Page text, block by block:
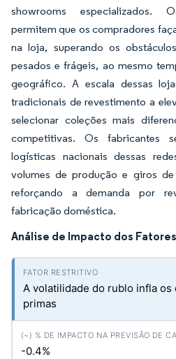
showrooms especializados.
permitem que os compradores
na loja, superando os
pesados e frágeis, ao mesmo
geográfico. A escala dessas
tradicionais de revestimento a
selecionar coleções mais
competitivas. Os fabricantes
logísticas nacionais dessas
volumes de produção e giros
reforçando a demanda por
fabricação doméstica.
Análise de Impacto dos
A volatilidade do rublo infla
primas
-0.4%